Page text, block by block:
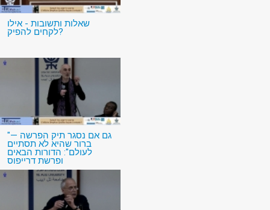
שאלות ותשובות - אילו
לקחים להפיק?
"גם אם נסגר תיק הפרשה —
ברור שהיא לא תסתיים
לעולם": הדורות הבאים
ופרשת דרייפוס